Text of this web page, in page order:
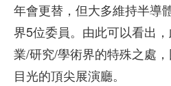
年會更替，但大多維持半導
界5位委員。由此可以看出
業/研究/學術界的特殊之處
目光的頂尖展演廳。